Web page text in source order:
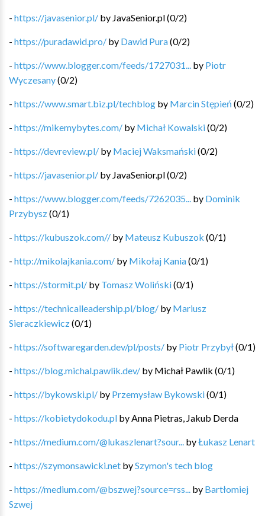
- https://javasenior.pl/ by JavaSenior.pl(0/2)
- https://puradawid.pro/ by Dawid Pura(0/2)
- https://www.blogger.com/feeds/1727031... by Piotr
Wyczesany(0/2)
- https://www.smart.biz.pl/techblog by Marcin Stępień (0/2)
- https://mikemybytes.com/ by Michał Kowalski(0/2)
- https://devreview.pl/ by Maciej Waksmański(0/2)
- https://javasenior.pl/ by JavaSenior.pl(0/2)
- https://www.blogger.com/feeds/7262035... by Dominik
Przybysz(0/1)
- https://kubuszok.com// by Mateusz Kubuszok (0/1)
- http://mikolajkania.com/ by Mikołaj Kania(0/1)
- https://stormit.pl/ by Tomasz Woliński(0/1)
- https://technicalleadership.pl/blog/ by Mariusz
Sieraczkiewicz(0/1)
- https://softwaregarden.dev/pl/posts/ by Piotr Przybył(0/1)
- https://blog.michal.pawlik.dev/ by Michał Pawlik (0/1)
- https://bykowski.pl/ by Przemysław Bykowski(0/1)
- https://kobietydokodu.pl by Anna Pietras, Jakub Derda
- https://medium.com/@lukaszlenart?sour... byŁukasz Lenart
- https://szymonsawicki.net bySzymon's tech blog
- https://medium.com/@bszwej?source=rss... by Bartłomiej
Szwej